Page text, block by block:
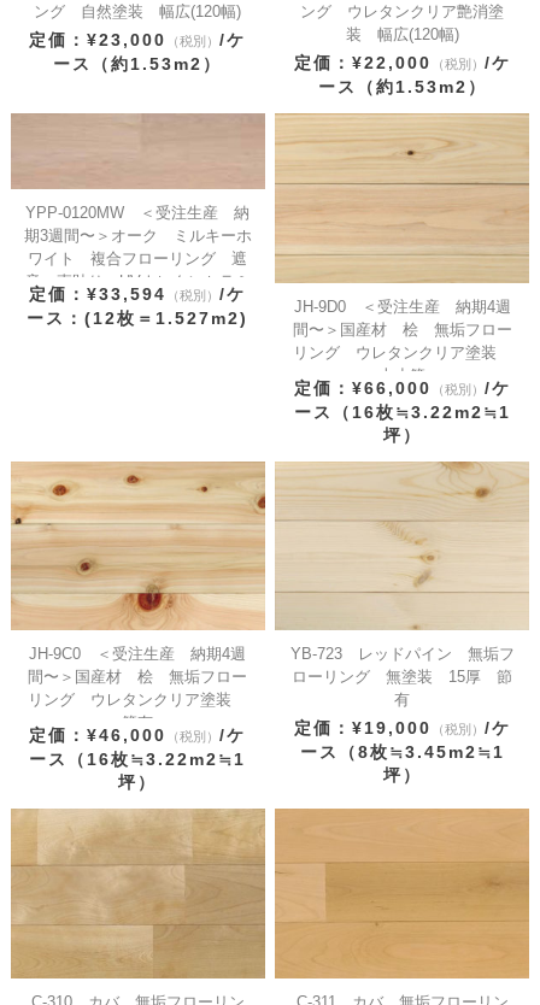
ング 自然塗装 幅広(120幅)
定価：¥23,000 （税別）/ケ
ース（約1.53m2）
ング ウレタンクリア艶消塗
装 幅広(120幅)
定価：¥22,000 （税別） /ケ
ース（約1.53m2）
YPP-0120MW ＜受注生産 納
期3週間〜＞オーク ミルキーホ
ワイト 複合フローリング 遮
音 直貼り UVウレタンセラミ
ック着色塗装(ﾎﾜｲﾄ色) ブラッ
シング
定価：¥33,594 （税別）/ケ
ース：(12枚＝1.527m2)
JH-9D0 ＜受注生産 納期4週
間〜＞国産材 桧 無垢フロー
リング ウレタンクリア塗装
上小節
定価：¥66,000 （税別） /ケ
ース（16枚≒3.22m2≒1
坪）
JH-9C0 ＜受注生産 納期4週
間〜＞国産材 桧 無垢フロー
リング ウレタンクリア塗装
節有
定価：¥46,000 （税別）/ケ
ース（16枚≒3.22m2≒1
坪）
YB-723 レッドパイン 無垢フ
ローリング 無塗装 15厚 節
有
定価：¥19,000 （税別） /ケ
ース（8枚≒3.45m2≒1
坪）
C-310 カバ 無垢フローリン
C-311 カバ 無垢フローリン